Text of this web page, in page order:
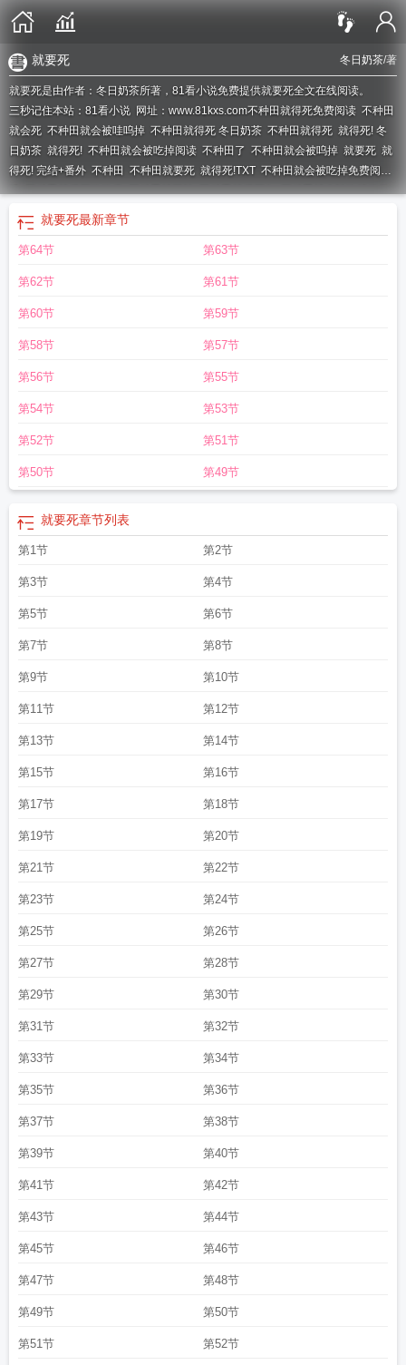
冬日奶茶/著
就要死
就要死是由作者：冬日奶茶所著，81看小说免费提供就要死全文在线阅读。
三秒记住本站：81看小说 网址：www.81kxs.com不种田就得死免费阅读 不种田
就会死 不种田就会被哇呜掉 不种田就得死 冬日奶茶 不种田就得死 就得死! 冬
日奶茶 就得死! 不种田就会被吃掉阅读 不种田了 不种田就会被呜掉 就要死 就
得死! 完结+番外 不种田 不种田就要死 就得死!TXT 不种田就会被吃掉免费阅
读不种田就得死格格党不种田就要被不种田就得死冬不种田就会被吃掉格格
就得死! 完结 番外 就得死的
就要死最新章节
第64节 第63节
第62节 第61节
第60节 第59节
第58节 第57节
第56节 第55节
第54节 第53节
第52节 第51节
第50节 第49节
就要死章节列表
第1节 第2节
第3节 第4节
第5节 第6节
第7节 第8节
第9节 第10节
第11节 第12节
第13节 第14节
第15节 第16节
第17节 第18节
第19节 第20节
第21节 第22节
第23节 第24节
第25节 第26节
第27节 第28节
第29节 第30节
第31节 第32节
第33节 第34节
第35节 第36节
第37节 第38节
第39节 第40节
第41节 第42节
第43节 第44节
第45节 第46节
第47节 第48节
第49节 第50节
第51节 第52节